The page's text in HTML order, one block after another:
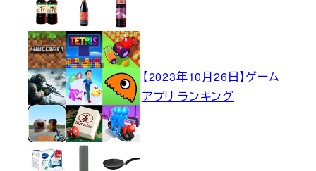
【2023年10月26日】ゲーム
アプリ ランキング